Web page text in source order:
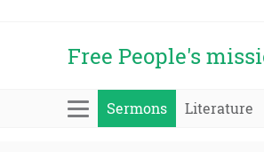
Free People's
Sermons Literature